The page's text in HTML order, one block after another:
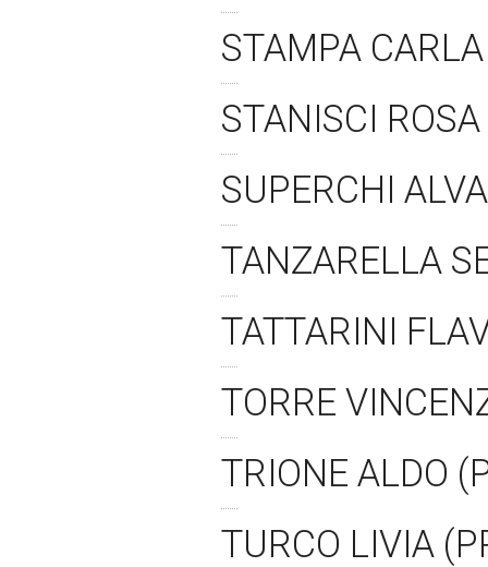
STAMPA
STANISCI
SUPERCHI
TANZARELLA
TATTARINI
TORRE
TRIONE ALDO
TURCO LIVIA